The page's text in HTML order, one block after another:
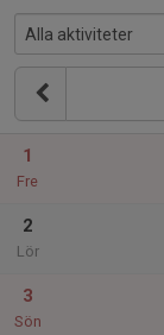
1
Fre
2
Lör
3
Sön